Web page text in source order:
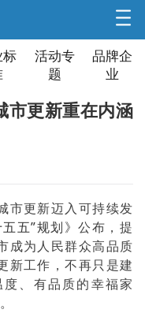
标
活动专
题
品牌企
业
市更新重在内涵
市更新迈入可持续发
五五”规划》公布，提
成为人民群众高品质
新工作，不再只是建
、有品质的幸福家